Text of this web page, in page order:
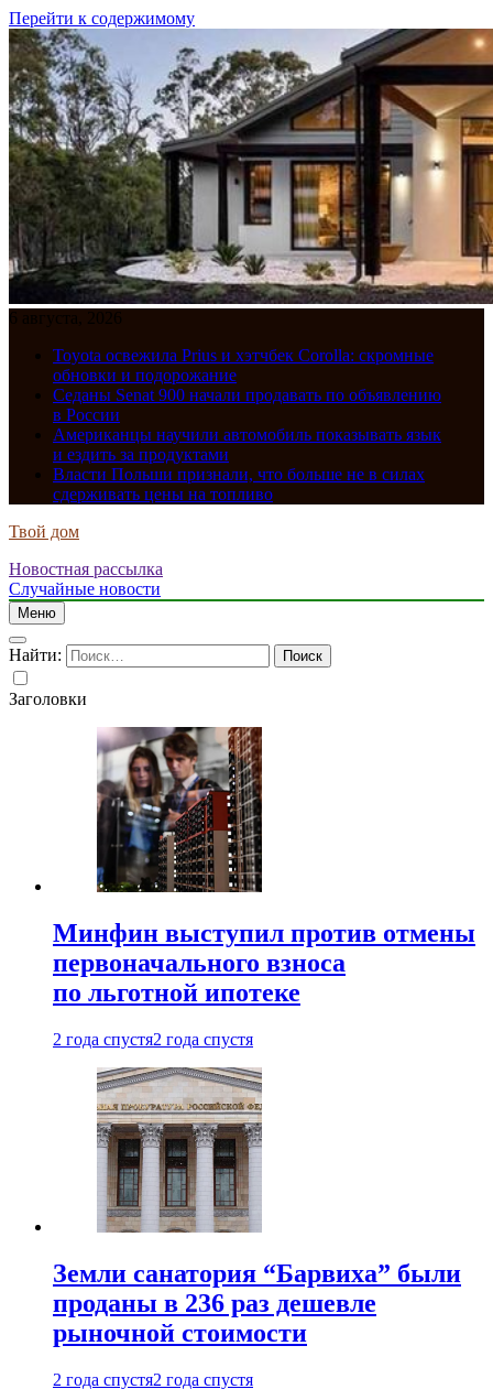
Перейти к содержимому
6 августа, 2026
Toyota освежила Prius и хэтчбек Corolla: скромные
обновки и подорожание
Седаны Senat 900 начали продавать по объявлению
в России
Американцы научили автомобиль показывать язык
и ездить за продуктами
Власти Польши признали, что больше не в силах
сдерживать цены на топливо
Твой дом
Новостная рассылка
Случайные новости
Меню
Найти:
Заголовки
Минфин выступил против отмены
первоначального взноса
по льготной ипотеке
2 года спустя2 года спустя
Земли санатория “Барвиха” были
проданы в 236 раз дешевле
рыночной стоимости
2 года спустя2 года спустя